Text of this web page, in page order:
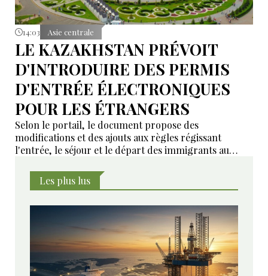
14:03 Asie centrale
LE KAZAKHSTAN PRÉVOIT
D'INTRODUIRE DES PERMIS
D'ENTRÉE ÉLECTRONIQUES
POUR LES ÉTRANGERS
Selon le portail, le document propose des
modifications et des ajouts aux règles régissant
l'entrée, le séjour et le départ des immigrants au
Les plus lus